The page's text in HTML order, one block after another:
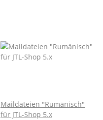
Maildateien "Rumänisch"
für JTL-Shop 5.x